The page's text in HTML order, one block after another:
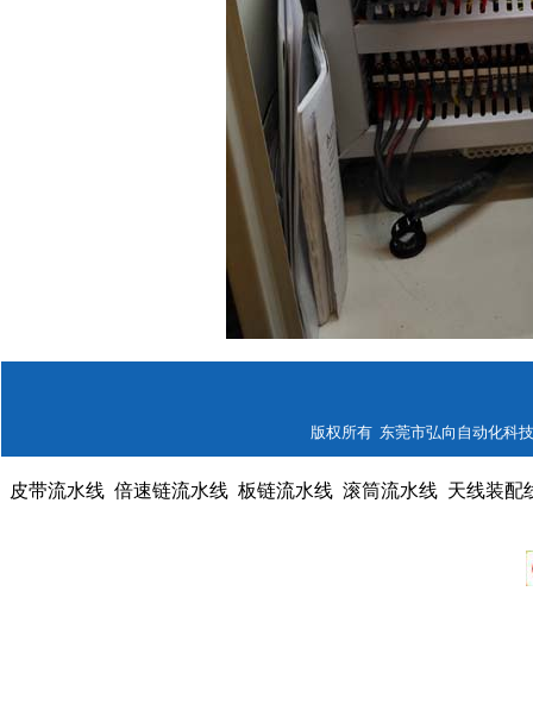
版权所有 东莞市弘向自动化科
皮带流水线 倍速链流水线 板链流水线 滚筒流水线 天线装配